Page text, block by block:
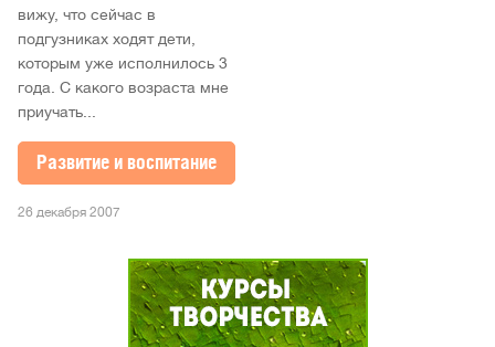
вижу, что сейчас в
подгузниках ходят дети,
которым уже исполнилось 3
года. С какого возраста мне
приучать...
Развитие и воспитание
26 декабря 2007